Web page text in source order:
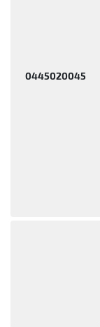
0445020045